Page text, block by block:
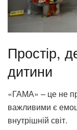
Простір,
дитини
«ГАМА» – це не
важливими є
внутрішній світ.